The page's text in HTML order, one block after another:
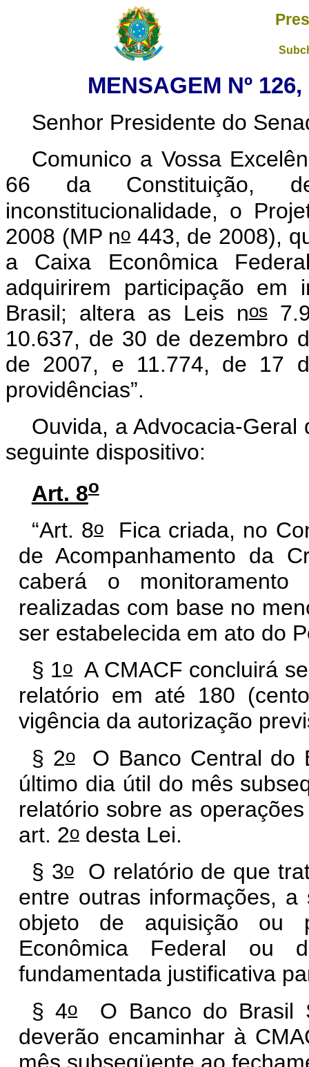
MENSAGEM Nº
Senhor Presidente do
Comunico a Vossa
66 da Constituição,
inconstitucionalidade, o
2008 (MP no443, de 2008),
a Caixa Econômica
adquirirem participação em
Brasil; altera as Leis nos
10.637, de 30 de dezembro
de 2007, e 11.774, de 17
providências”.
Ouvida, a Advocacia-
seguinte dispositivo:
Art. 8o
“Art. 8oFica criada, no
de Acompanhamento da
caberá o
realizadas com base no
ser estabelecida em ato do
§ 1oA CMACF concluirá
relatório em até 180
vigência da autorização
§ 2oO Banco Central do
último dia útil do mês
relatório sobre as
art. 2odesta Lei.
§ 3oO relatório de que
entre outras informações,
objeto de aquisição ou
Econômica Federal
fundamentada justificativa
§ 4oO Banco do Brasil
deverão encaminhar à
mês subseqüente ao